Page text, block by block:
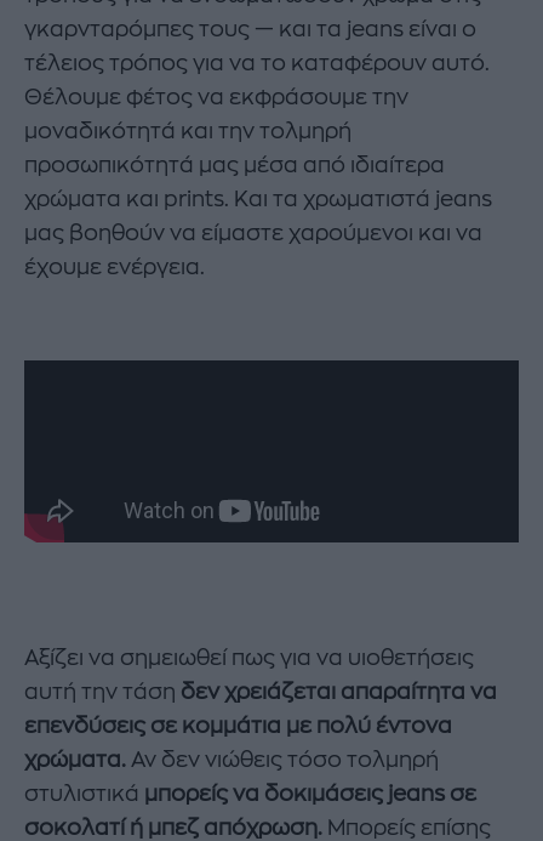
γκαρνταρόμπες τους — και τα jeans είναι ο
τέλειος τρόπος για να το καταφέρουν αυτό.
Θέλουμε φέτος να εκφράσουμε την
μοναδικότητά και την τολμηρή
προσωπικότητά μας μέσα από ιδιαίτερα
χρώματα και prints. Και τα χρωματιστά jeans
μας βοηθούν να είμαστε χαρούμενοι και να
έχουμε ενέργεια.
Αξίζει να σημειωθεί πως για να υιοθετήσεις
αυτή την τάση δεν χρειάζεται απαραίτητα να
επενδύσεις σε κομμάτια με πολύ έντονα
χρώματα. Αν δεν νιώθεις τόσο τολμηρή
στυλιστικά μπορείς να δοκιμάσεις jeans σε
σοκολατί ή μπεζ απόχρωση. Μπορείς επίσης